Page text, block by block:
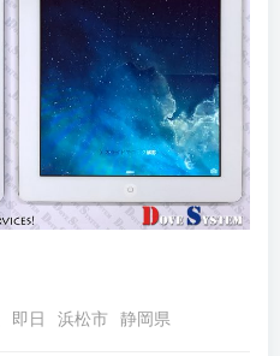
即日 浜松市 静岡県